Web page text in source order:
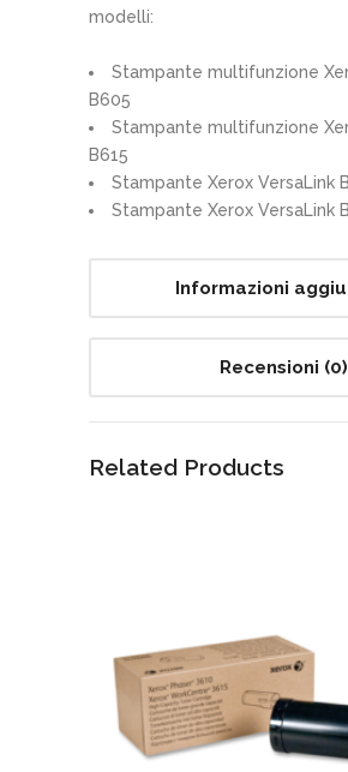
modelli:
Stampante multifunzione
B605
Stampante multifunzione
B615
Stampante Xerox VersaLink
Stampante Xerox VersaLink
Informazioni
Recensioni (0)
Related Products